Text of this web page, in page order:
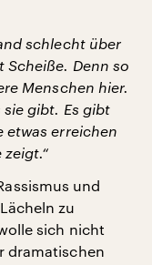
schlecht über
Scheiße. Denn so
Menschen hier.
sie gibt. Es gibt
etwas erreichen
und
zu
sich nicht
dramatischen